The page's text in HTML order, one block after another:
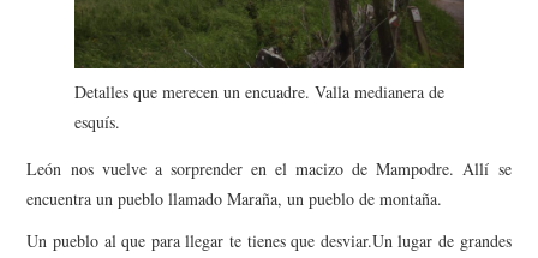
AMIGOS
CONTACTO
Detalles que merecen un encuadre. Valla medianera de
esquís.
León nos vuelve a sorprender en el macizo de Mampodre. Allí se
encuentra un pueblo llamado Maraña, un pueblo de montaña.
Un pueblo al que para llegar te tienes que desviar.Un lugar de grandes